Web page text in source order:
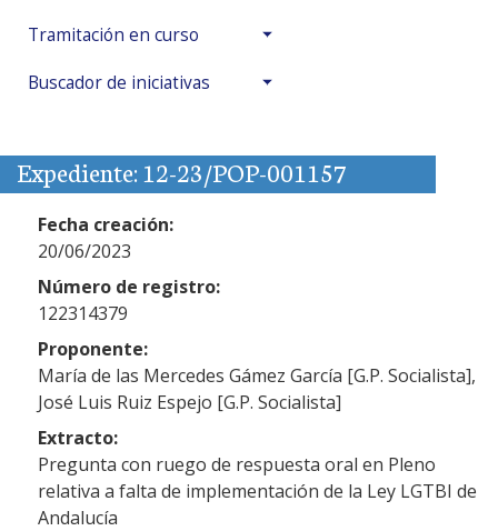
Tramitación en curso
Buscador de iniciativas
Expediente: 12-23/POP-001157
Fecha creación:
20/06/2023
Número de registro:
122314379
Proponente:
María de las Mercedes Gámez García [G.P. Socialista],
José Luis Ruiz Espejo [G.P. Socialista]
Extracto:
Pregunta con ruego de respuesta oral en Pleno
relativa a falta de implementación de la Ley LGTBI de
Andalucía